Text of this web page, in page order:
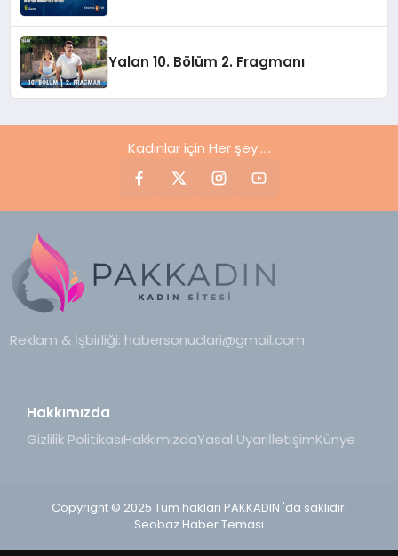
Yalan 10. Bölüm 2. Fragmanı
Kadınlar için Her şey.....
Reklam & İşbirliği: habersonuclari@gmail.com
Hakkımızda
Gizlilik PolitikasıHakkımızdaYasal UyarıİletişimKünye
Copyright © 2025 Tüm hakları PAKKADIN 'da saklıdır.
Seobaz Haber Teması